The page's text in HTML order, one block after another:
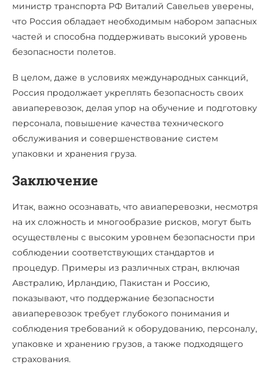
министр транспорта РФ Виталий Савельев уверены,
что Россия обладает необходимым набором запасных
частей и способна поддерживать высокий уровень
безопасности полетов.
В целом, даже в условиях международных санкций,
Россия продолжает укреплять безопасность своих
авиаперевозок, делая упор на обучение и подготовку
персонала, повышение качества технического
обслуживания и совершенствование систем
упаковки и хранения груза.
Заключение
Итак, важно осознавать, что авиаперевозки, несмотря
на их сложность и многообразие рисков, могут быть
осуществлены с высоким уровнем безопасности при
соблюдении соответствующих стандартов и
процедур. Примеры из различных стран, включая
Австралию, Ирландию, Пакистан и Россию,
показывают, что поддержание безопасности
авиаперевозок требует глубокого понимания и
соблюдения требований к оборудованию, персоналу,
упаковке и хранению грузов, а также подходящего
страхования.